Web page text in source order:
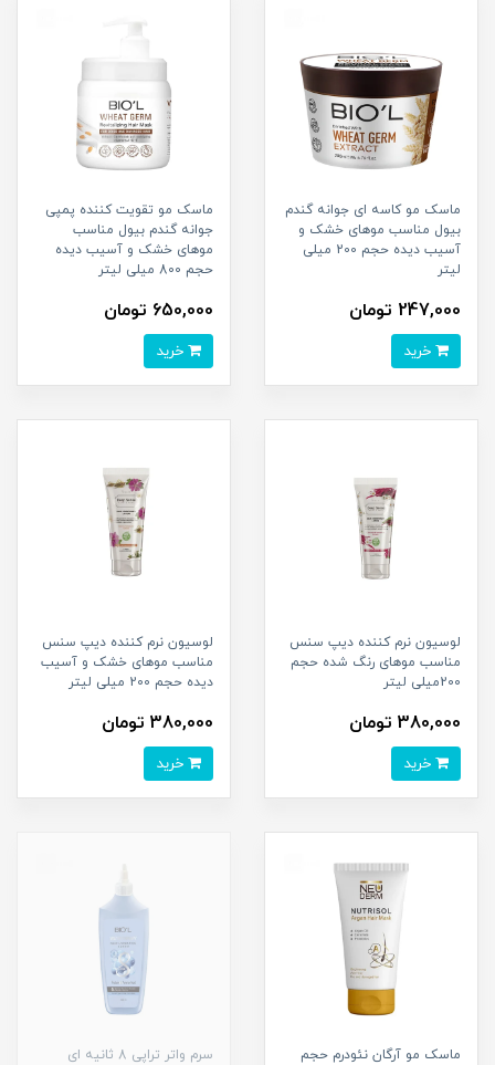
ماسک مو کاسه ای جوانه گندم
بیول مناسب موهای خشک و
آسیب دیده حجم 200 میلی
لیتر
247,000 تومان
ماسک مو تقویت کننده پمپی
جوانه گندم بیول مناسب
موهای خشک و آسیب دیده
حجم 800 میلی لیتر
650,000 تومان
لوسیون نرم کننده دیپ سنس
مناسب موهای رنگ شده حجم
200میلی لیتر
380,000 تومان
لوسیون نرم کننده دیپ سنس
مناسب موهای خشک و آسیب
دیده حجم 200 میلی لیتر
380,000 تومان
ماسک مو آرگان نئودرم حجم
سرم واتر تراپی 8 ثانیه ای